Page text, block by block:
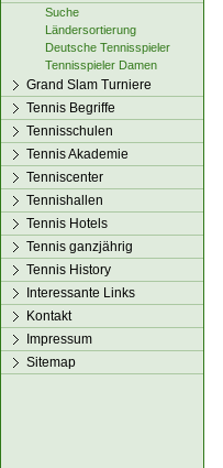
Suche
Ländersortierung
Deutsche Tennisspieler
Tennisspieler Damen
Grand Slam Turniere
Tennis Begriffe
Tennisschulen
Tennis Akademie
Tenniscenter
Tennishallen
Tennis Hotels
Tennis ganzjährig
Tennis History
Interessante Links
Kontakt
Impressum
Sitemap